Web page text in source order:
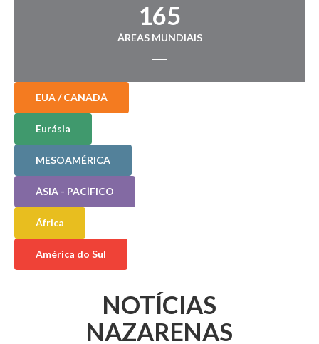
165
ÁREAS MUNDIAIS
EUA / CANADÁ
Eurásia
MESOAMÉRICA
ÁSIA - PACÍFICO
África
América do Sul
NOTÍCIAS
NAZARENAS